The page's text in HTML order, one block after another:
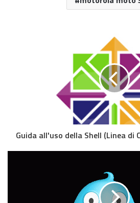
Guida all'uso della Shell (Linea di